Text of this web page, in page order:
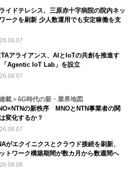
イドテレシス、三原赤十字病院の院内ネッ
ワークを刷新 少人数運用でも安定稼働を支
アライアンス、AIとIoTの共創を推進す
「Agentic IoT Lab」を設立
載＞6G時代の新・業界地図
の新秩序 MNOとNTN事業者の関
変化するか？
がエクイニクスとクラウド接続を刷新、
トワーク構築期間が数カ月から数週間へ